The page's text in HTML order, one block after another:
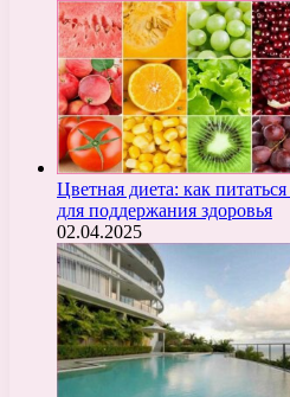
Цветная диета: как
для поддержания здоровья
02.04.2025